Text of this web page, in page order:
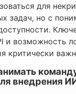
для
задач, но с
и возможность
критически
внедрения